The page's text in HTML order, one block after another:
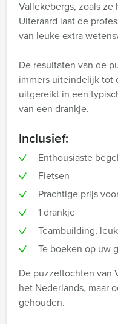
Vallekebergs, zoals
Uiteraard laat de
van leuke extra
De resultaten van de
immers uiteindelijk tot
uitgereikt in een
van een drankje.
Inclusief:
Enthousiaste
Fietsen
Prachtige prijs
1 drankje
Teambuilding,
Te boeken op uw
De puzzeltochten van
het Nederlands, maar
gehouden.